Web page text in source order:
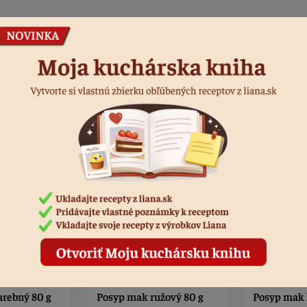
Podobné produkty
80 g Posyp mak hnedý 80 g Posyp mak